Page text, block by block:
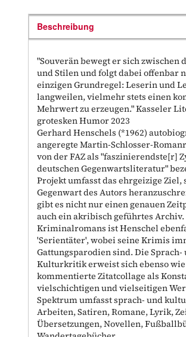
Beschreibung
"Souverän bewegt er sich zwischen
und Stilen und folgt dabei offenbar
einzigen Grundregel: Leserin und
langweilen, vielmehr stets einen
Mehrwert zu erzeugen." Kasseler
grotesken Humor 2023
Gerhard Henschels (*1962)
angeregte Martin-Schlosser-
von der FAZ als "faszinierendste[r]
deutschen Gegenwartsliteratur"
Projekt umfasst das ehrgeizige Ziel,
Gegenwart des Autors
gibt es nicht nur einen genauen
auch ein akribisch geführtes Archiv.
Kriminalromans ist Henschel
'Serientäter', wobei seine Krimis
Gattungsparodien sind. Die Sprach-
Kulturkritik erweist sich ebenso
kommentierte Zitatcollage als
vielschichtigen und vielseitigen
Spektrum umfasst sprach- und
Arbeiten, Satiren, Romane, Lyrik,
Übersetzungen, Novellen,